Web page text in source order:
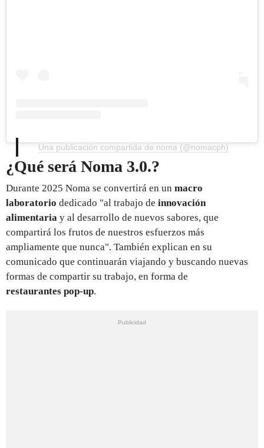
Una publicación compartida de noma (@nomacph)
¿Qué será Noma 3.0.?
Durante 2025 Noma se convertirá en un macro
laboratorio dedicado "al trabajo de innovación
alimentaria y al desarrollo de nuevos sabores, que
compartirá los frutos de nuestros esfuerzos más
ampliamente que nunca". También explican en su
comunicado que continuarán viajando y buscando nuevas
formas de compartir su trabajo, en forma de
restaurantes pop-up.